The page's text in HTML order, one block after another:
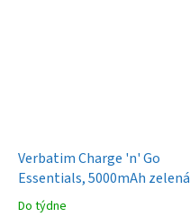
Verbatim Charge 'n' Go
Essentials, 5000mAh zelená
Do týdne